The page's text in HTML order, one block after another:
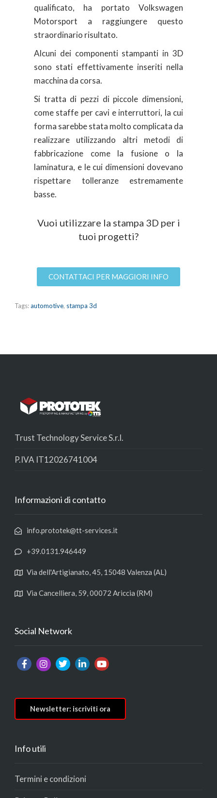
qualificato, ha portato Volkswagen
Motorsport a raggiungere questo
straordinario risultato.
Alcuni dei componenti stampanti in 3D
sono stati effettivamente inseriti nella
macchina da corsa.
Si tratta di pezzi di piccole dimensioni,
come staffe per cavi e interruttori, la cui
forma sarebbe stata molto complicata da
realizzare utilizzando altri metodi di
fabbricazione come la fusione o la
laminatura, e le cui dimensioni dovevano
rispettare tolleranze estremamente
basse.
Vuoi utilizzare la stampa 3D per i
tuoi progetti?
CONTATTACI PER MAGGIORI INFO
Tags:automotive, stampa 3d
Trust Technology Service S.r.l.
P.IVA IT12026741004
Informazioni di contatto
info.prototek@tt-services.it
+39.0131.946449
Via dell'Artigianato, 45, 15048 Valenza (AL)
Via Cancelliera, 59, 00072 Ariccia (RM)
Social Network
Newsletter: iscriviti ora
Info utili
Termini e condizioni